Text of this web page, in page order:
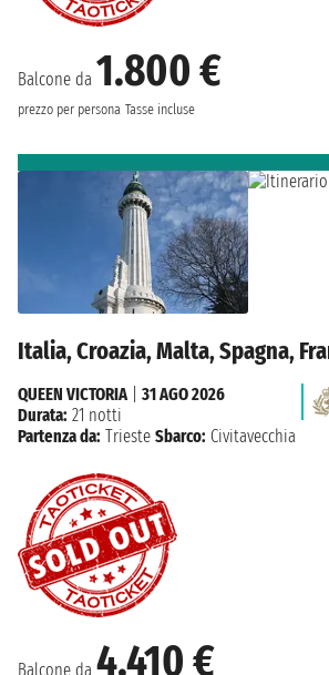
Balcone da 1.800 €
prezzo per persona Tasse incluse
Italia, Croazia, Malta, Spagna,
Balcone da 4.410 €
QUEEN VICTORIA| 31 AGO 2026
Durata: 21 notti
Partenza da: Trieste Sbarco: Civitavecchia